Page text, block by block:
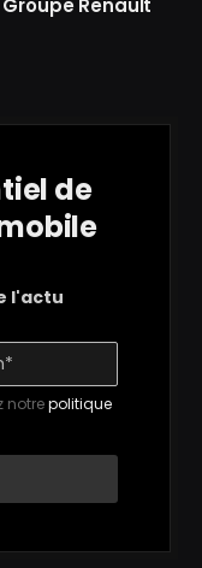
Groupe Renault
de
l'actu
notrepolitique